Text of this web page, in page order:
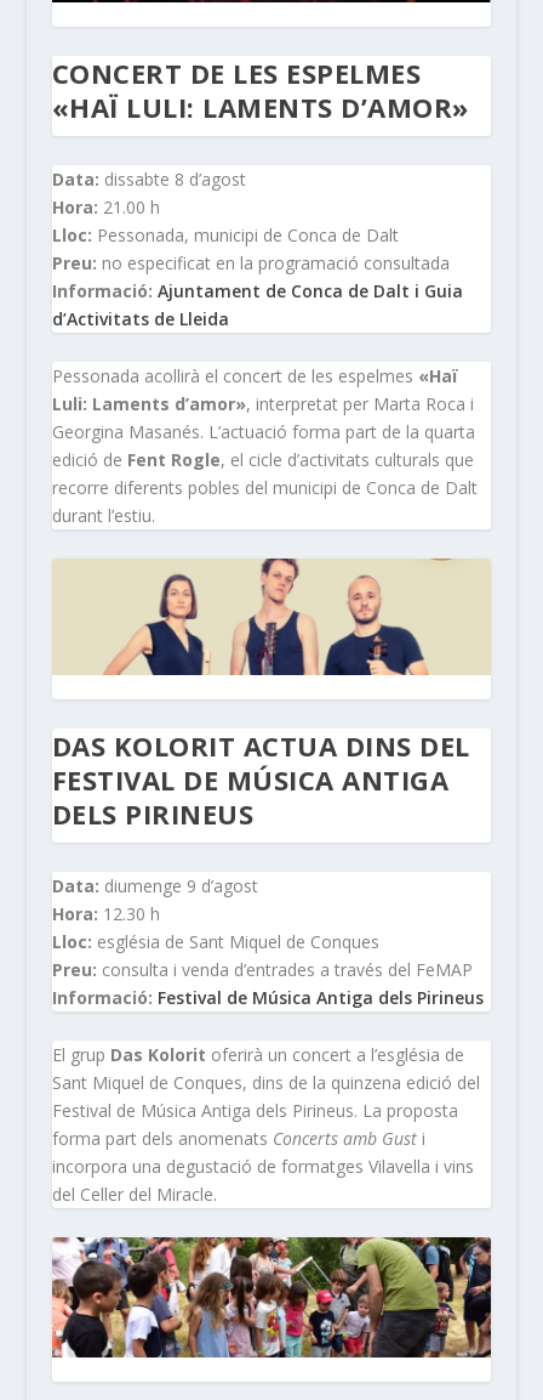
CONCERT DE LES ESPELMES
«HAÏ LULI: LAMENTS D’AMOR»
Data: dissabte 8 d’agost
Hora: 21.00 h
Lloc: Pessonada, municipi de Conca de Dalt
Preu: no especificat en la programació consultada
Informació: Ajuntament de Conca de Dalt i Guia
d’Activitats de Lleida
Pessonada acollirà el concert de les espelmes «Haï
Luli: Laments d’amor», interpretat per Marta Roca i
Georgina Masanés. L’actuació forma part de la quarta
edició de Fent Rogle, el cicle d’activitats culturals que
recorre diferents pobles del municipi de Conca de Dalt
durant l’estiu.
DAS KOLORIT ACTUA DINS DEL
FESTIVAL DE MÚSICA ANTIGA
DELS PIRINEUS
Data: diumenge 9 d’agost
Hora: 12.30 h
Lloc: església de Sant Miquel de Conques
Preu: consulta i venda d’entrades a través del FeMAP
Informació: Festival de Música Antiga dels Pirineus
El grup Das Kolorit oferirà un concert a l’església de
Sant Miquel de Conques, dins de la quinzena edició del
Festival de Música Antiga dels Pirineus. La proposta
forma part dels anomenats Concerts amb Gusti
incorpora una degustació de formatges Vilavella i vins
del Celler del Miracle.